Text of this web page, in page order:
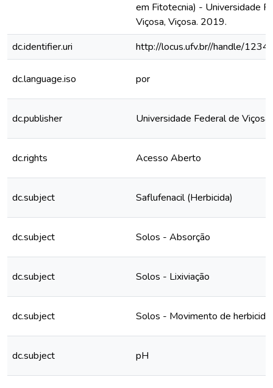
em Fitotecnia) - Universidade
Viçosa, Viçosa. 2019.
dc.identifier.uri
http://locus.ufv.br//handle/
dc.language.iso por
dc.publisher Universidade Federal de Viçosa
dc.rights Acesso Aberto
dc.subject Saflufenacil (Herbicida)
dc.subject Solos - Absorção
dc.subject Solos - Lixiviação
dc.subject Solos - Movimento de
dc.subject pH